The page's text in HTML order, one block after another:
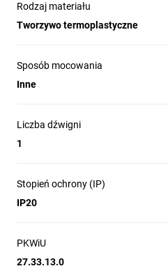
Rodzaj materiału
Tworzywo termoplastyczne
Sposób mocowania
Inne
Liczba dźwigni
1
Stopień ochrony (IP)
IP20
PKWiU
27.33.13.0